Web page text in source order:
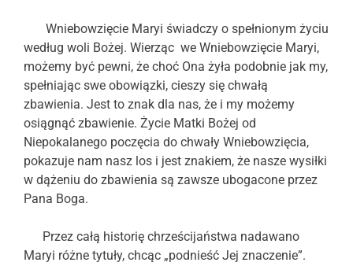
Wniebowzięcie Maryi świadczy o spełnionym życiu
według woli Bożej. Wierząc we Wniebowzięcie Maryi,
możemy być pewni, że choć Ona żyła podobnie jak my,
spełniając swe obowiązki, cieszy się chwałą
zbawienia. Jest to znak dla nas, że i my możemy
osiągnąć zbawienie. Życie Matki Bożej od
Niepokalanego poczęcia do chwały Wniebowzięcia,
pokazuje nam nasz los i jest znakiem, że nasze wysiłki
w dążeniu do zbawienia są zawsze ubogacone przez
Pana Boga.
Przez całą historię chrześcijaństwa nadawano
Maryi różne tytuły, chcąc „podnieść Jej znaczenie”.